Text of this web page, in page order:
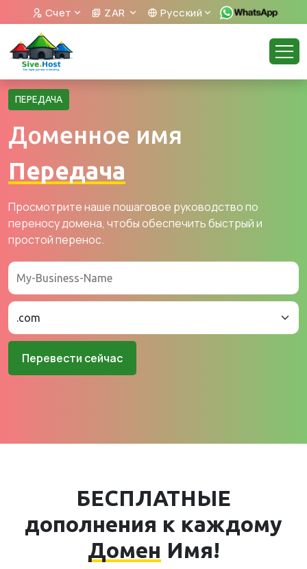
Счет ZAR Русский
ПЕРЕДАЧА
Доменное имя
Передача
Просмотрите наше пошаговое руководство по
переносу домена, чтобы обеспечить быстрый и
простой перенос.
Перевести сейчас
БЕСПЛАТНЫЕ
дополнения к каждому
Домен Имя!